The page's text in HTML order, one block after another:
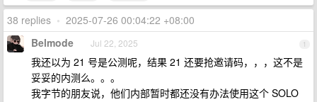
38 replies • 2025-07-26 00:04:22 +08:00
1
Belmode Jul 22, 2025
我还以为 21 号是公测呢，结果 21 还要抢邀请码，，，这不是
妥妥的内测么。。。
我字节的朋友说，他们内部暂时都还没有办法使用这个 SOLO